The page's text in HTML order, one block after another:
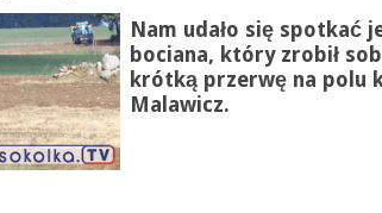
Nam udało się spotkać
bociana, który zrobił
krótką przerwę na polu
Malawicz.